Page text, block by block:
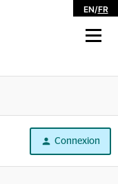
EN/FR
Connexion